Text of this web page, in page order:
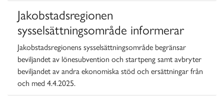
Jakobstadsregionen
sysselsättningsområde informerar
Jakobstadsregionens sysselsättningsområde begränsar
beviljandet av lönesubvention och startpeng samt avbryter
beviljandet av andra ekonomiska stöd och ersättningar från
och med 4.4.2025.